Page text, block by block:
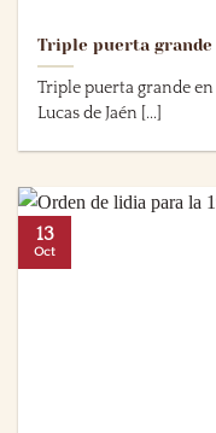
Triple puerta grande
Triple puerta grande
Lucas de Jaén [...]
13
Oct